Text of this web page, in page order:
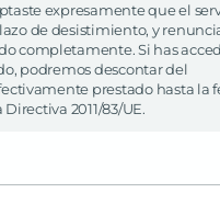
expresamente que el
de desistimiento, y
completamente. Si has
podremos descontar del
prestado hasta la
2011/83/UE.